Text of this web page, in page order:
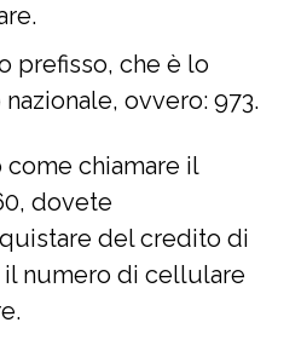
prefisso, che è lo
ovvero: 973.
come chiamare il
dovete
del credito di
il numero di cellulare